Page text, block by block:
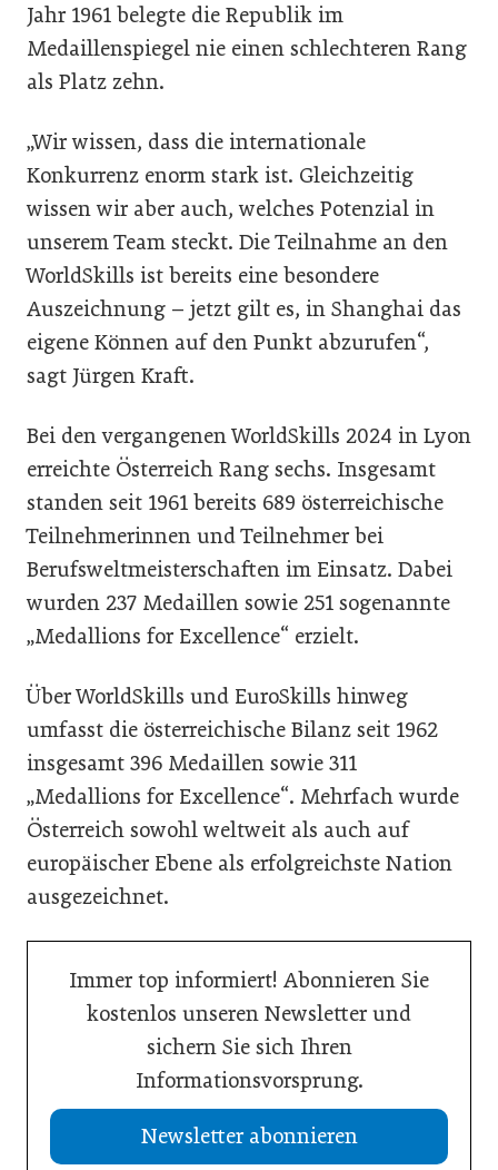
Jahr 1961 belegte die Republik im
Medaillenspiegel nie einen schlechteren Rang
als Platz zehn.
„Wir wissen, dass die internationale
Konkurrenz enorm stark ist. Gleichzeitig
wissen wir aber auch, welches Potenzial in
unserem Team steckt. Die Teilnahme an den
WorldSkills ist bereits eine besondere
Auszeichnung – jetzt gilt es, in Shanghai das
eigene Können auf den Punkt abzurufen“,
sagt Jürgen Kraft.
Bei den vergangenen WorldSkills 2024 in Lyon
erreichte Österreich Rang sechs. Insgesamt
standen seit 1961 bereits 689 österreichische
Teilnehmerinnen und Teilnehmer bei
Berufsweltmeisterschaften im Einsatz. Dabei
wurden 237 Medaillen sowie 251 sogenannte
„Medallions for Excellence“ erzielt.
Über WorldSkills und EuroSkills hinweg
umfasst die österreichische Bilanz seit 1962
insgesamt 396 Medaillen sowie 311
„Medallions for Excellence“. Mehrfach wurde
Österreich sowohl weltweit als auch auf
europäischer Ebene als erfolgreichste Nation
ausgezeichnet.
Immer top informiert! Abonnieren Sie
kostenlos unseren Newsletter und
sichern Sie sich Ihren
Informationsvorsprung.
Newsletter abonnieren